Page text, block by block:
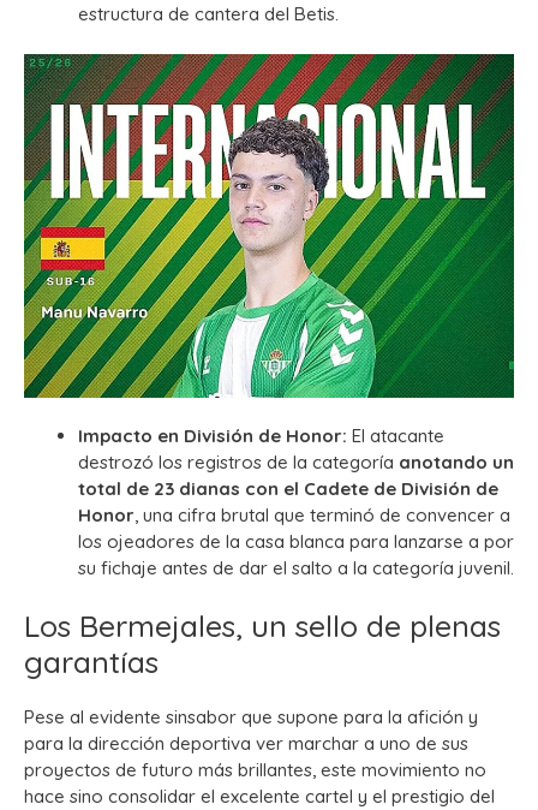
estructura de cantera del Betis.
Impacto en División de Honor: El atacante
destrozó los registros de la categoría anotando un
total de 23 dianas con el Cadete de División de
Honor , una cifra brutal que terminó de convencer a
los ojeadores de la casa blanca para lanzarse a por
su fichaje antes de dar el salto a la categoría juvenil.
Los Bermejales, un sello de plenas
garantías
Pese al evidente sinsabor que supone para la afición y
para la dirección deportiva ver marchar a uno de sus
proyectos de futuro más brillantes, este movimiento no
hace sino consolidar el excelente cartel y el prestigio del